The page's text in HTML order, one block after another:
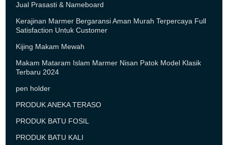
Jual Prasasti & Nameboard
Kerajinan Marmer Bergaransi Aman Murah Terpercaya Full
Satisfaction Untuk Customer
Kijing Makam Mewah
Makam Mataram Islam Marmer Nisan Patok Model Klasik
Terbaru 2024
pen holder
PRODUK ANEKA TERASO
PRODUK BATU FOSIL
PRODUK BATU KALI